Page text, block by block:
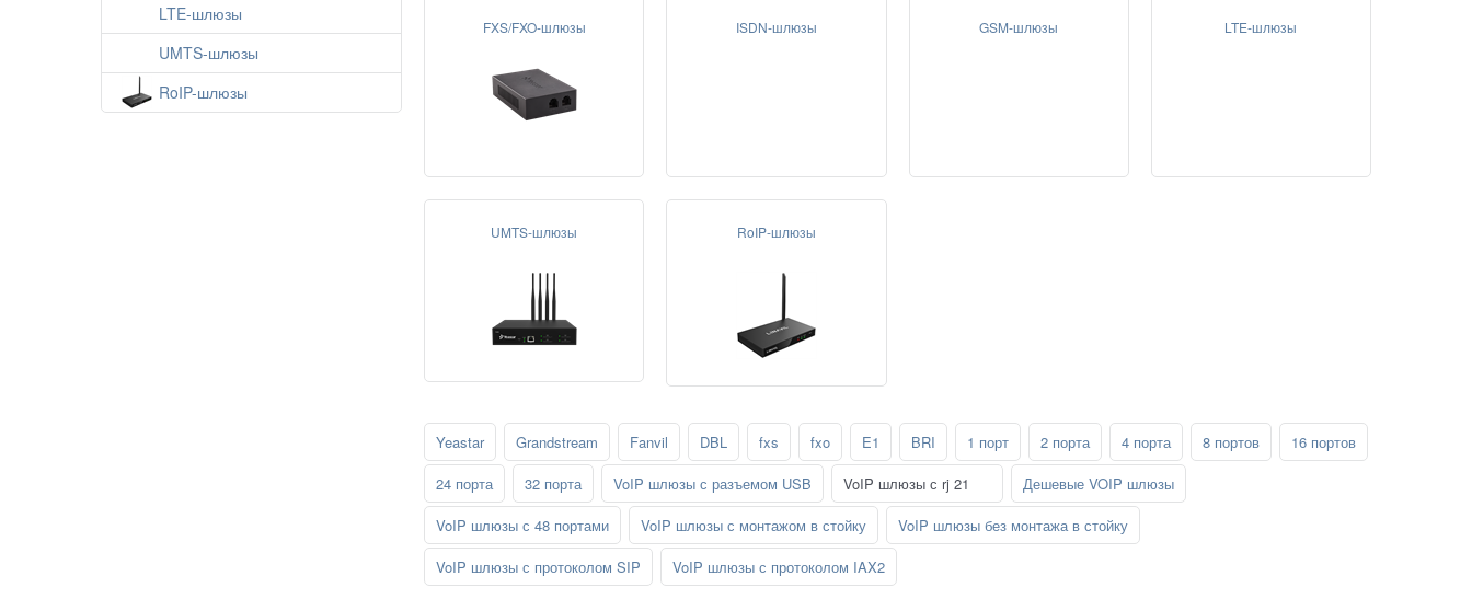
LTE-шлюзы
UMTS-шлюзы
RoIP-шлюзы
FXS/FXO-шлюзы ISDN-шлюзы GSM-шлюзы LTE-шлюзы
UMTS-шлюзы RoIP-шлюзы
Yeastar Grandstream Fanvil DBL fxs fxo E1 BRI 1 порт 2 порта 4 порта 8 портов
16 портов
24 порта
32 порта VoIP шлюзы с разъемом USB VoIP шлюзы с rj 21
Дешевые VOIP шлюзы
VoIP шлюзы с 48 портами
VoIP шлюзы с монтажом в стойку
VoIP шлюзы без монтажа в стойку
VoIP шлюзы с протоколом SIP
VoIP шлюзы с протоколом IAX2